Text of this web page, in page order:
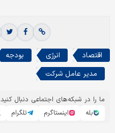
اقتصاد انرژی بودجه
مدیر عامل شرکت
ما را در شبکه‌های اجتماعی دنبال کنید
بله
اینستاگرم تلگرام